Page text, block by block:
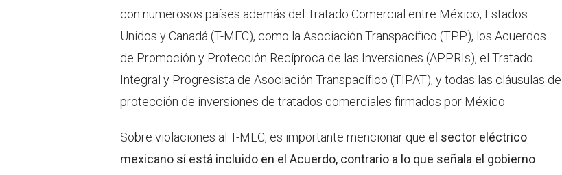
con numerosos países además del Tratado Comercial entre México, Estados
Unidos y Canadá (T-MEC), como la Asociación Transpacífico (TPP), los Acuerdos
de Promoción y Protección Recíproca de las Inversiones (APPRIs), el Tratado
Integral y Progresista de Asociación Transpacífico (TIPAT), y todas las cláusulas de
protección de inversiones de tratados comerciales firmados por México.
Sobre violaciones al T-MEC, es importante mencionar que el sector eléctrico
mexicano sí está incluido en el Acuerdo, contrario a lo que señala el gobierno